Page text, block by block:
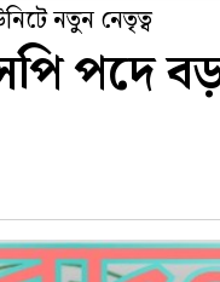
নতুন নেতৃত্ব
পদে